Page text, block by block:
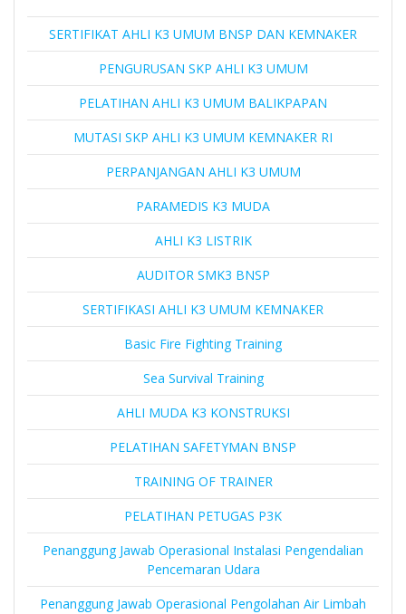
SERTIFIKAT AHLI K3 UMUM BNSP DAN KEMNAKER
PENGURUSAN SKP AHLI K3 UMUM
PELATIHAN AHLI K3 UMUM BALIKPAPAN
MUTASI SKP AHLI K3 UMUM KEMNAKER RI
PERPANJANGAN AHLI K3 UMUM
PARAMEDIS K3 MUDA
AHLI K3 LISTRIK
AUDITOR SMK3 BNSP
SERTIFIKASI AHLI K3 UMUM KEMNAKER
Basic Fire Fighting Training
Sea Survival Training
AHLI MUDA K3 KONSTRUKSI
PELATIHAN SAFETYMAN BNSP
TRAINING OF TRAINER
PELATIHAN PETUGAS P3K
Penanggung Jawab Operasional Instalasi Pengendalian
Pencemaran Udara
Penanggung Jawab Operasional Pengolahan Air Limbah